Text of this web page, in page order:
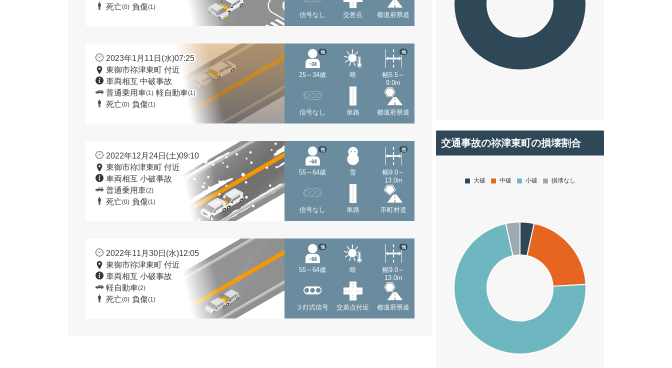
死亡(0) 負傷(1)
信号なし 交差点 都道府県道
2023年1月11日(水)07:25
東御市祢津東町 付近
車両相互 中破事故
普通乗用車(1) 軽自動車(1)
死亡(0) 負傷(1)
25～34歳
他
晴
幅5.5～
9.0m
他
信号なし 単路 都道府県道
2022年12月24日(土)09:10
東御市祢津東町 付近
車両相互 小破事故
普通乗用車(2)
死亡(0) 負傷(1)
55～64歳
他
雪
幅9.0～
13.0m
他
信号なし 単路 市町村道
2022年11月30日(水)12:05
東御市祢津東町 付近
車両相互 小破事故
軽自動車(2)
死亡(0) 負傷(1)
55～64歳
他
晴
幅9.0～
13.0m
他
３灯式信号 交差点付近 都道府県道
交通事故の祢津東町の損壊割合